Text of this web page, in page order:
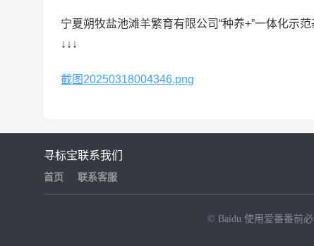
宁夏朔牧盐池滩羊繁育有限公司“种养+”一体化示
↓↓↓
截图20250318004346.png
寻标宝
首页
联系我们
联系客服
© Baidu 使用爱番番前